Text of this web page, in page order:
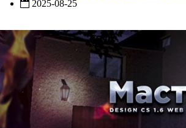
2025-08-25